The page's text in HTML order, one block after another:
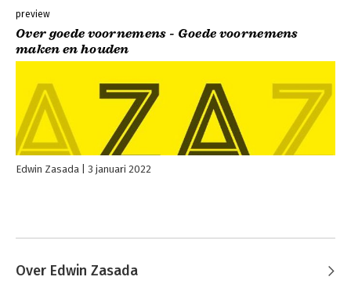
preview
Over goede voornemens - Goede voornemens
maken en houden
Edwin Zasada 3 januari 2022
Over Edwin Zasada